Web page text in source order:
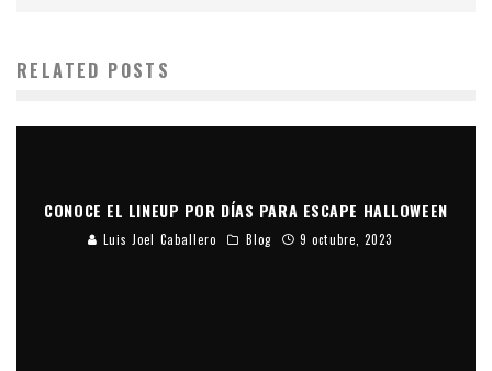
RELATED POSTS
CONOCE EL LINEUP POR DÍAS PARA ESCAPE HALLOWEEN
Luis Joel Caballero Blog 9 octubre, 2023